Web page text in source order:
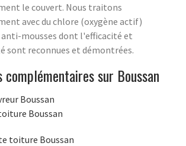
le couvert. Nous traitons
avec du chlore (oxygène actif)
mousses dont l'efficacité et
sont reconnues et démontrées.
complémentaires sur Boussan
Boussan
Boussan
toiture Boussan